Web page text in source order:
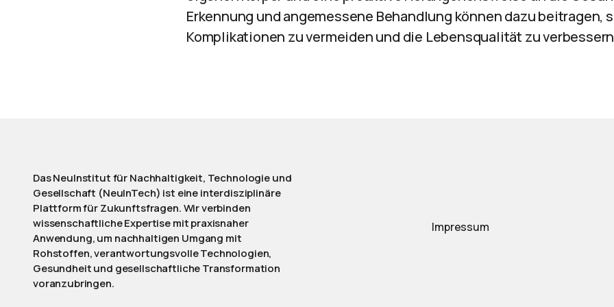
Erkennung und angemessene Behandlung können dazu beitragen,
Komplikationen zu vermeiden und die Lebensqualität zu
Das NeuInstitut für Nachhaltigkeit, Technologie und
Gesellschaft (NeuInTech) ist eine interdisziplinäre
Plattform für Zukunftsfragen. Wir verbinden
wissenschaftliche Expertise mit praxisnaher
Anwendung, um nachhaltigen Umgang mit
Rohstoffen, verantwortungsvolle Technologien,
Gesundheit und gesellschaftliche Transformation
voranzubringen.
Impressum